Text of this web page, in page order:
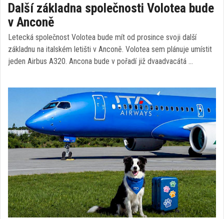
Další základna společnosti Volotea bude
v Anconě
Letecká společnost Volotea bude mít od prosince svoji další
základnu na italském letišti v Anconě. Volotea sem plánuje umístit
jeden Airbus A320. Ancona bude v pořadí již dvaadvacátá …